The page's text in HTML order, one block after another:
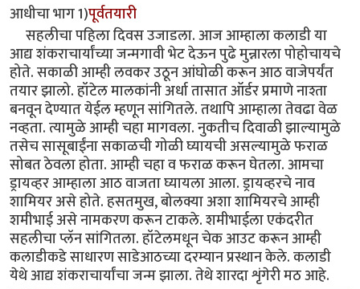
आधीचा भाग 1)पूर्वतयारी
सहलीचा पहिला दिवस उजाडला. आज आम्हाला कलाडी या
आद्य शंकराचार्यांच्या जन्मगावी भेट देऊन पुढे मुन्नारला पोहोचायचे
होते. सकाळी आम्ही लवकर उठून आंघोळी करून आठ वाजेपर्यंत
तयार झालो. हॉटेल मालकांनी अर्धा तासात ऑर्डर प्रमाणे नाश्ता
बनवून देण्यात येईल म्हणून सांगितले. तथापि आम्हाला तेवढा वेळ
नव्हता. त्यामुळे आम्ही चहा मागवला. नुकतीच दिवाळी झाल्यामुळे
तसेच सासूबाईंना सकाळची गोळी घ्यायची असल्यामुळे फराळ
सोबत ठेवला होता. आम्ही चहा व फराळ करून घेतला. आमचा
ड्रायव्हर आम्हाला आठ वाजता घ्यायला आला. ड्रायव्हरचे नाव
शामियर असे होते. हसतमुख, बोलक्या अशा शामियरचे आम्ही
शमीभाई असे नामकरण करून टाकले. शमीभाईला एकंदरीत
सहलीचा प्लॅन सांगितला. हॉटेलमधून चेक आउट करून आम्ही
कलाडीकडे साधारण साडेआठच्या दरम्यान प्रस्थान केले. कलाडी
येथे आद्य शंकराचार्यांचा जन्म झाला. तेथे शारदा शृंगेरी मठ आहे.